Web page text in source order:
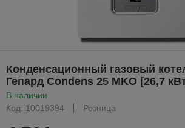
Конденсационный газовый
Гепард Condens 25 MKO [26,7
В наличии
Код: 10019394
Розница